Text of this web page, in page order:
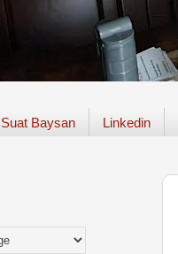
Suat Baysan Linkedin